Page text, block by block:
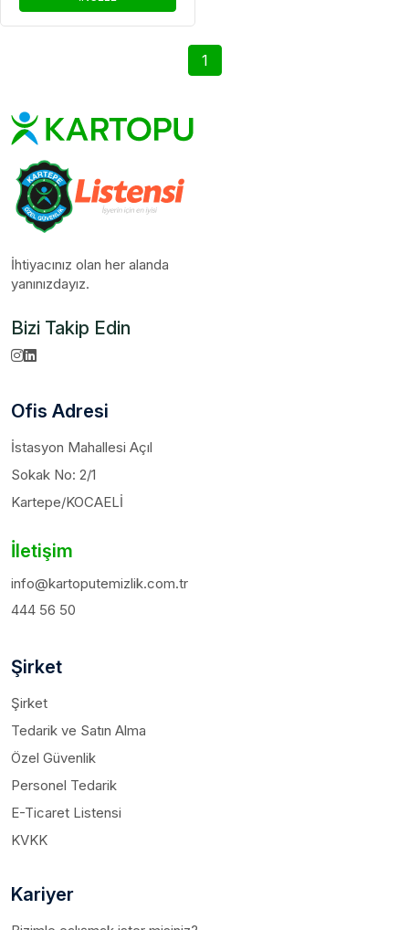
1
İhtiyacınız olan her alanda
yanınızdayız.
Bizi Takip Edin
Ofis Adresi
İstasyon Mahallesi Açıl
Sokak No: 2/1
Kartepe/KOCAELİ
İletişim
info@kartoputemizlik.com.tr
444 56 50
Şirket
Şirket
Tedarik ve Satın Alma
Özel Güvenlik
Personel Tedarik
E-Ticaret Listensi
KVKK
Kariyer